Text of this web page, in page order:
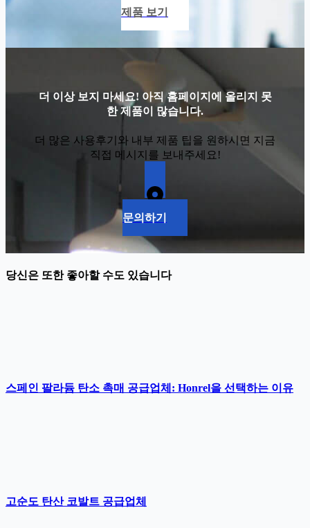
제품 보기
더 이상 보지 마세요! 아직 홈페이지에 올리지 못
한 제품이 많습니다.
더 많은 사용후기와 내부 제품 팁을 원하시면 지금
직접 메시지를 보내주세요!
문의하기
당신은 또한 좋아할 수도 있습니다
스페인 팔라듐 탄소 촉매 공급업체: Honrel을 선택하는 이유
고순도 탄산 코발트 공급업체